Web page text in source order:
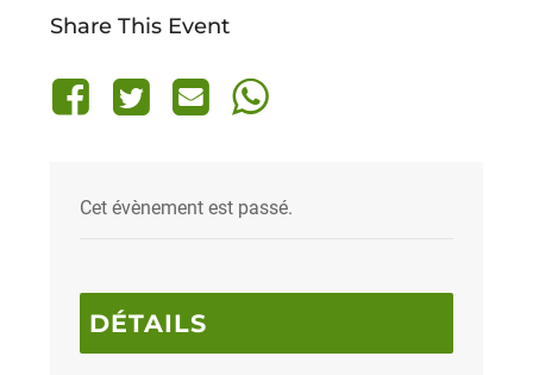
Share This Event
Cet évènement est passé.
DÉTAILS